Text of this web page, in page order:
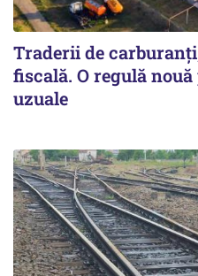
Traderii de
fiscală. O regulă
uzuale